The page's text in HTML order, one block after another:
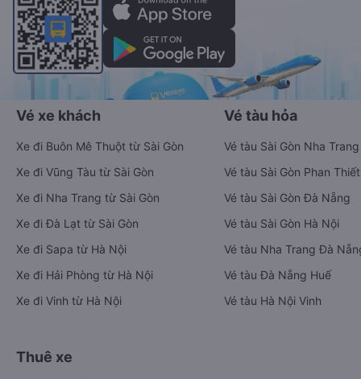
Vé xe khách
Xe đi Buôn Mê Thuột từ Sài Gòn
Xe đi Vũng Tàu từ Sài Gòn
Xe đi Nha Trang từ Sài Gòn
Xe đi Đà Lạt từ Sài Gòn
Xe đi Sapa từ Hà Nội
Xe đi Hải Phòng từ Hà Nội
Xe đi Vinh từ Hà Nội
Vé tàu hỏa
Vé tàu Sài Gòn Nha Trang
Vé tàu Sài Gòn Phan Thiết
Vé tàu Sài Gòn Đà Nẵng
Vé tàu Sài Gòn Hà Nội
Vé tàu Nha Trang Đà
Vé tàu Đà Nẵng Huế
Vé tàu Hà Nội Vinh
Thuê xe